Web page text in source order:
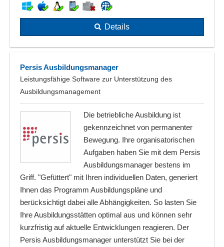
Details
Persis Ausbildungsmanager
Leistungsfähige Software zur Unterstützung des
Ausbildungsmanagement
Die betriebliche Ausbildung ist
gekennzeichnet von permanenter
Bewegung. Ihre organisatorischen
Aufgaben haben Sie mit dem Persis
Ausbildungsmanager bestens im
Griff. "Gefüttert" mit Ihren individuellen Daten, generiert
Ihnen das Programm Ausbildungspläne und
berücksichtigt dabei alle Abhängigkeiten. So lasten Sie
Ihre Ausbildungsstätten optimal aus und können sehr
kurzfristig auf aktuelle Entwicklungen reagieren. Der
Persis Ausbildungsmanager unterstützt Sie bei der